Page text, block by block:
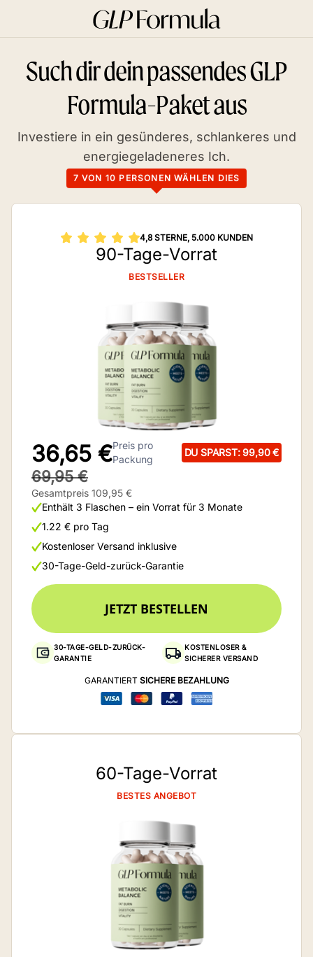
Such dir dein passendes GLP
Formula-Paket aus
Investiere in ein gesünderes, schlankeres und
energiegeladeneres Ich.
7 VON 10 PERSONEN WÄHLEN DIES
4,8 STERNE, 5.000 KUNDEN
90-Tage-Vorrat
BESTSELLER
36,65 €Preis pro
Packung
DU SPARST: 99,90 €
69,95 €
Gesamtpreis 109,95 €
Enthält 3 Flaschen – ein Vorrat für 3 Monate
1.22 € pro Tag
Kostenloser Versand inklusive
30-Tage-Geld-zurück-Garantie
JETZT BESTELLEN
30-TAGE-GELD-ZURÜCK-
GARANTIE
KOSTENLOSER &
SICHERER VERSAND
GARANTIERT SICHERE BEZAHLUNG
60-Tage-Vorrat
BESTES ANGEBOT